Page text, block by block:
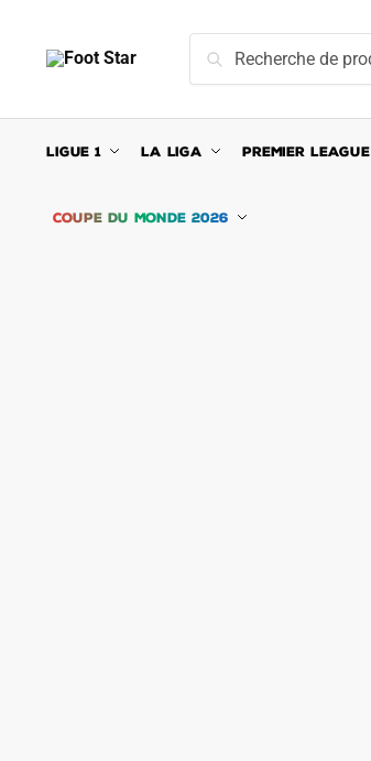
navigation
content
pour :
Recherche
LIGUE 1 LA LIGA PREMIER LEAGUE
COUPE DU MONDE 2026